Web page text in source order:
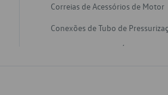
Correias de Acessórios de Motor
Conexões de Tubo de
Varetas de Nivel de Óleo